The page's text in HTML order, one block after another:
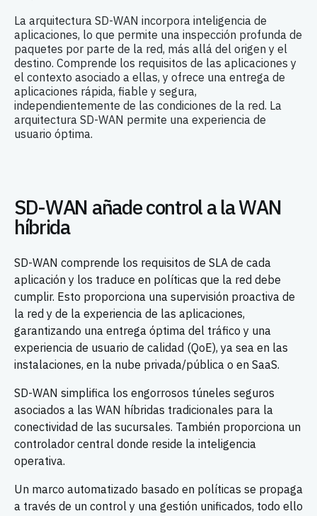
La arquitectura SD-WAN incorpora inteligencia de
aplicaciones, lo que permite una inspección profunda de
paquetes por parte de la red, más allá del origen y el
destino. Comprende los requisitos de las aplicaciones y
el contexto asociado a ellas, y ofrece una entrega de
aplicaciones rápida, fiable y segura,
independientemente de las condiciones de la red. La
arquitectura SD-WAN permite una experiencia de
usuario óptima.
SD-WAN añade control a la WAN
híbrida
SD-WAN comprende los requisitos de SLA de cada
aplicación y los traduce en políticas que la red debe
cumplir. Esto proporciona una supervisión proactiva de
la red y de la experiencia de las aplicaciones,
garantizando una entrega óptima del tráfico y una
experiencia de usuario de calidad (QoE), ya sea en las
instalaciones, en la nube privada/pública o en SaaS.
SD-WAN simplifica los engorrosos túneles seguros
asociados a las WAN híbridas tradicionales para la
conectividad de las sucursales. También proporciona un
controlador central donde reside la inteligencia
operativa.
Un marco automatizado basado en políticas se propaga
a través de un control y una gestión unificados, todo ello